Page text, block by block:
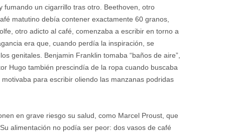
fumando un cigarrillo tras otro. Beethoven, otro
matutino debía contener exactamente 60 granos,
otro adicto al café, comenzaba a escribir en torno a
era que, cuando perdía la inspiración, se
genitales. Benjamin Franklin tomaba “baños de aire”,
Hugo también prescindía de la ropa cuando buscaba
para escribir oliendo las manzanas podridas
en grave riesgo su salud, como Marcel Proust, que
alimentación no podía ser peor: dos vasos de café